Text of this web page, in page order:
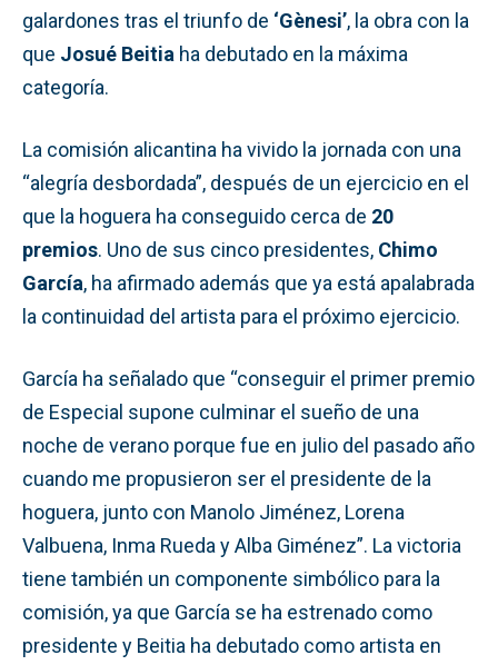
galardones tras el triunfo de ‘Gènesi’, la obra con la
que Josué Beitia ha debutado en la máxima
categoría.
La comisión alicantina ha vivido la jornada con una
“alegría desbordada”, después de un ejercicio en el
que la hoguera ha conseguido cerca de 20
premios. Uno de sus cinco presidentes, Chimo
García, ha afirmado además que ya está apalabrada
la continuidad del artista para el próximo ejercicio.
García ha señalado que “conseguir el primer premio
de Especial supone culminar el sueño de una
noche de verano porque fue en julio del pasado año
cuando me propusieron ser el presidente de la
hoguera, junto con Manolo Jiménez, Lorena
Valbuena, Inma Rueda y Alba Giménez”. La victoria
tiene también un componente simbólico para la
comisión, ya que García se ha estrenado como
presidente y Beitia ha debutado como artista en